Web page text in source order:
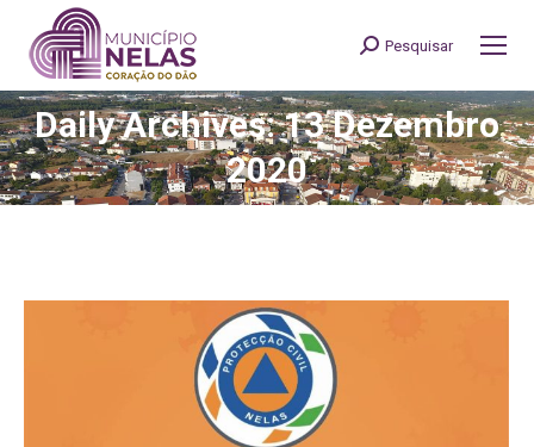
Search:
Pesquisar
Daily Archives: 13 Dezembro
2020
You are here: